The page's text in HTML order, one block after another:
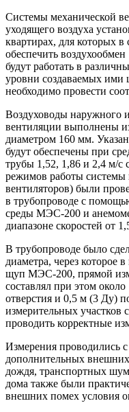
Системы механической
уходящего воздуха
квартирах, для которых в
обеспечить
будут работать в
уровни создаваемых ими
необходимо провести
Воздуховоды наружного
вентиляции выполнены
диаметром 160 мм.
будут обеспечены при
трубы 1,52, 1,86 и 2,4 м/с
режимов работы системы
вентиляторов) были
в трубопроводе с
среды МЭС-200 и
диапазоне скоростей от
В трубопроводе было
диаметра, через которое
щуп МЭС-200, прямой
составлял при этом
отверстия и 0,5 м (3 Ду)
измерительных участков
проводить корректные
Измерения проводились
дополнительных
дождя, транспортных
дома также были
внешних помех условия